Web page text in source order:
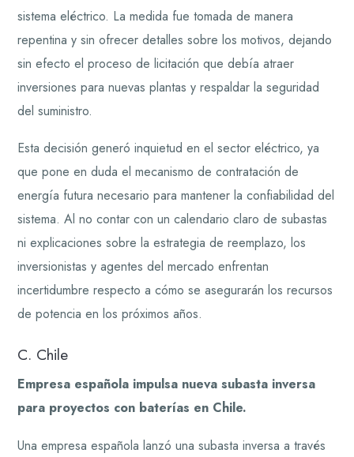
sistema eléctrico. La medida fue tomada de manera
repentina y sin ofrecer detalles sobre los motivos, dejando
sin efecto el proceso de licitación que debía atraer
inversiones para nuevas plantas y respaldar la seguridad
del suministro.
Esta decisión generó inquietud en el sector eléctrico, ya
que pone en duda el mecanismo de contratación de
energía futura necesario para mantener la confiabilidad del
sistema. Al no contar con un calendario claro de subastas
ni explicaciones sobre la estrategia de reemplazo, los
inversionistas y agentes del mercado enfrentan
incertidumbre respecto a cómo se asegurarán los recursos
de potencia en los próximos años.
C. Chile
Empresa española impulsa nueva subasta inversa
para proyectos con baterías en Chile.
Una empresa española lanzó una subasta inversa a través